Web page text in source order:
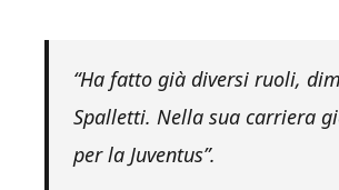
“Ha fatto già diversi ruoli,
Spalletti. Nella sua carriera
per la Juventus”.